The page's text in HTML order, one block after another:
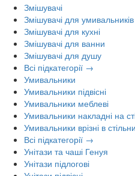
Змішувачі
Змішувачі для умивальників
Змішувачі для кухні
Змішувачі для ванни
Змішувачі для душу
Всі підкатегорії →
Умивальники
Умивальники підвісні
Умивальники меблеві
Умивальники накладні на
Умивальники врізні в
Всі підкатегорії →
Унітази та чаші Генуя
Унітази підлогові